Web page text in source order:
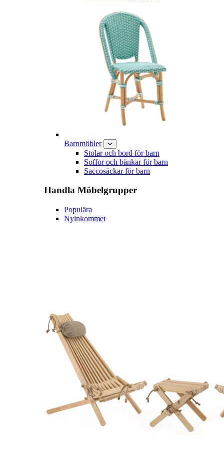
Barnmöbler
Stolar och bord för barn
Soffor och bänkar för barn
Saccosäckar för barn
Handla Möbelgrupper
Populära
Nyinkommet